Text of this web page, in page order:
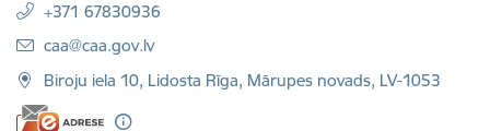
+371 67830936
E-pasts:
caa@caa.gov.lv
Biroju iela 10, Lidosta Rīga, Mārupes novads, LV-1053